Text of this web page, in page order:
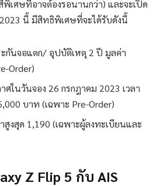
พิเศษที่อาจต้องรอนานกว่า) และจะเปิด
นี้ มีสิทธิพิเศษที่จะได้รับดังนี้
ะกันจอแตก/ อุปบัติเหตุ 2 ปี มูลค่า
Order)
ในวันจอง 26 กรกฎาคม 2023 เวลา
บาท (เฉพาะ Pre-Order)
สูงสุด 1,190 (เฉพาะผู้ลงทะเบียนและ
Z Flip 5 กับ AIS